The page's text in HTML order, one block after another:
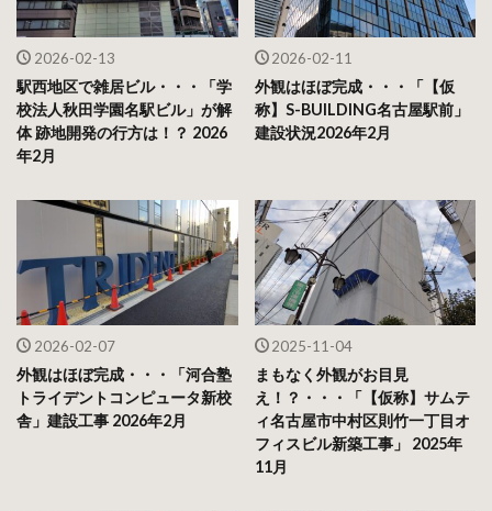
2026-02-13
駅西地区で雑居ビル・・・「学
校法人秋田学園名駅ビル」が解
体 跡地開発の行方は！？ 2026
年2月
2026-02-11
外観はほぼ完成・・・「【仮
称】S-BUILDING名古屋駅前」
建設状況2026年2月
2026-02-07
外観はほぼ完成・・・「河合塾
トライデントコンピュータ新校
舎」建設工事 2026年2月
2025-11-04
まもなく外観がお目見
え！？・・・「【仮称】サムテ
ィ名古屋市中村区則竹一丁目オ
フィスビル新築工事」 2025年
11月